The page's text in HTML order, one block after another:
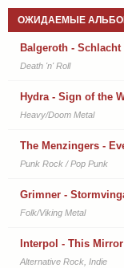
ОЖИДАЕМЫЕ
Balgeroth -
Death 'n' Roll
Hydra - Sign of the
Heavy/Doom Metal
The Menzingers -
Punk Rock / Pop Punk
Grimner -
Folk/Viking Metal
Interpol - This
Alternative Rock, Indie